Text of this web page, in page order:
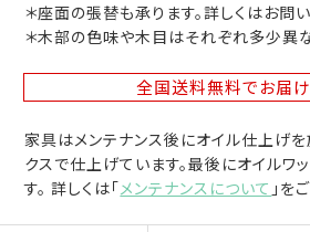
＊座面の張替も承ります。詳しくはお問
＊木部の色味や木目はそれぞれ多少異な
全国送料無料でお届
家具はメンテナンス後にオイル仕上げを
クスで仕上げています。最後にオイルワ
す。 詳しくは「メンテナンスについて 」を